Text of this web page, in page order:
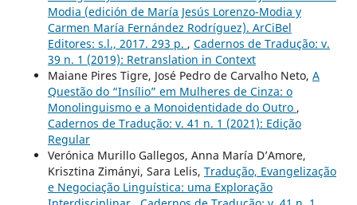
Modia (edición de María Jesús Lorenzo-Modia y
Carmen María Fernández Rodríguez). ArCiBel
Editores: s.l., 2017. 293 p. , Cadernos de Tradução: v.
39 n. 1 (2019): Retranslation in Context
Maiane Pires Tigre, José Pedro de Carvalho Neto, A
Questão do “Insílio” em Mulheres de Cinza: o
Monolinguismo e a Monoidentidade do Outro ,
Cadernos de Tradução: v. 41 n. 1 (2021): Edição
Regular
Verónica Murillo Gallegos, Anna María D’Amore,
Krisztina Zimányi, Sara Lelis, Tradução, Evangelização
e Negociação Linguística: uma Exploração